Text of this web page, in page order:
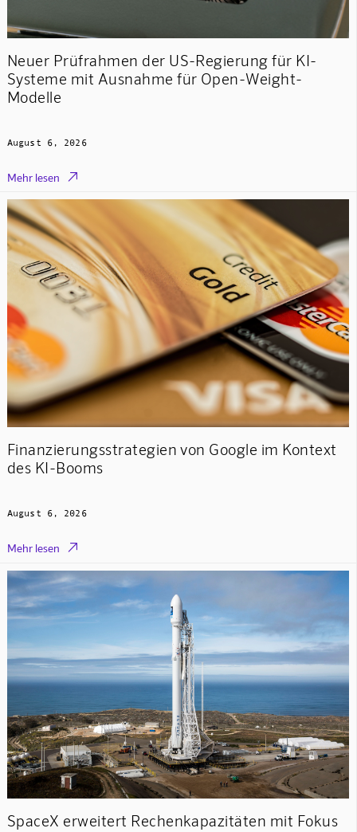
Neuer Prüfrahmen der US-Regierung für KI-
Systeme mit Ausnahme für Open-Weight-
Modelle
August 6, 2026
Mehr lesen 
Finanzierungsstrategien von Google im Kontext
des KI-Booms
August 6, 2026
Mehr lesen 
SpaceX erweitert Rechenkapazitäten mit Fokus